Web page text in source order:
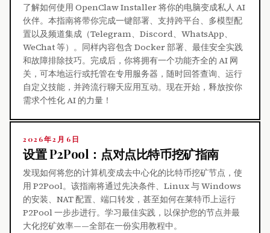
了解如何使用 OpenClaw Installer 将你的电脑变成私人 AI
伙伴。本指南将带你完成一键部署、支持跨平台、多模型配
置以及频道集成（Telegram、Discord、WhatsApp、
WeChat 等）。同样内容包含 Docker 部署、最佳安全实践
和故障排除技巧。完成后，你将拥有一个功能齐全的 AI 网
关，可本地运行或托管在专用服务器，随时回答查询、运行
自定义技能，并跨流行聊天应用互动。现在开始，释放按你
需求个性化 AI 的力量！
2026年2月6日
设置 P2Pool：点对点比特币挖矿指南
发现如何将您的计算机变成去中心化的比特币挖矿节点，使
用 P2Pool。该指南将通过先决条件、Linux 与 Windows
的安装、NAT 配置、端口转发，甚至如何在莱特币上运行
P2Pool 一步步进行。学习最佳实践，以保护您的节点并最
大化挖矿效率——全部在一份实用教程中。